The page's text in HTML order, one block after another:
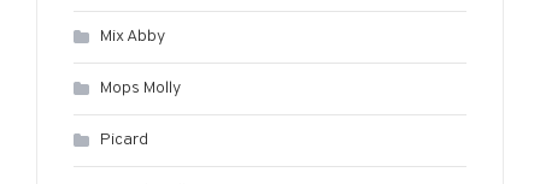
Mix Abby
Mops Molly
Picard